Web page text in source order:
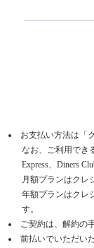
お支払い方法は「
なお、ご利用でき
Express、Diners
月額プランはクレ
年額プランはクレ
す。
ご契約は、解約の
前払いでいただい